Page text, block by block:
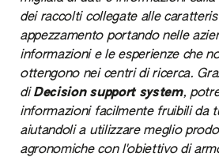
dei raccolti collegate alle
appezzamento portando nelle
informazioni e le esperienze che
ottengono nei centri di ricerca.
di Decision support system,
informazioni facilmente fruibili da
aiutandoli a utilizzare meglio
agronomiche con l'obiettivo di